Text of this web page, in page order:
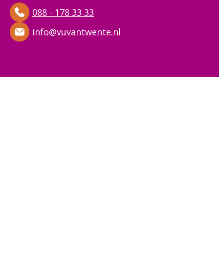
088 - 178 33 33
info@vuvantwente.nl